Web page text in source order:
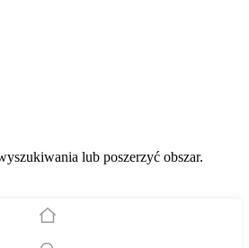
lub poszerzyć obszar.